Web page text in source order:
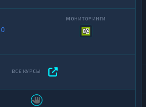
0